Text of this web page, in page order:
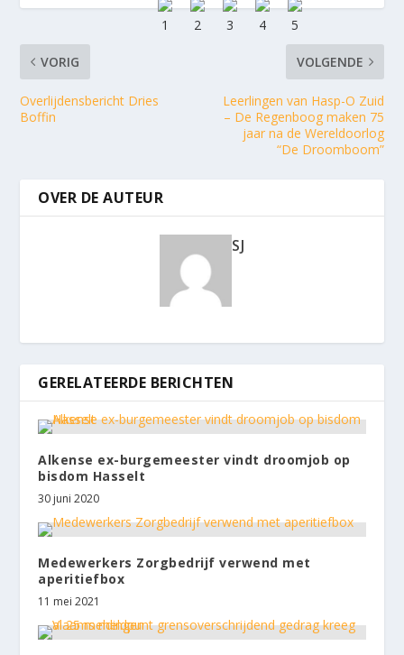
VORIG
Overlijdensbericht Dries
Boffin
VOLGENDE
Leerlingen van Hasp-O Zuid
– De Regenboog maken 75
jaar na de Wereldoorlog
“De Droomboom”
OVER DE AUTEUR
SJ
GERELATEERDE BERICHTEN
Alkense ex-burgemeester vindt droomjob op
bisdom Hasselt
30 juni 2020
Medewerkers Zorgbedrijf verwend met
aperitiefbox
11 mei 2021